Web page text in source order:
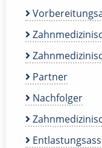
Partner
Nachfolger